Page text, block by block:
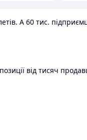
А 60 тис.
від тисяч